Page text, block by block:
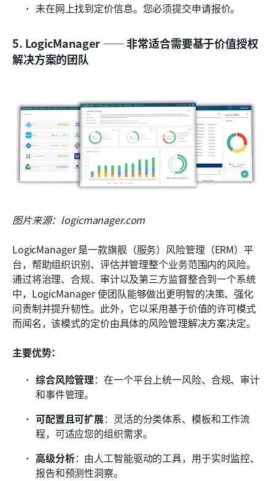
未在网上找到定价信息。您必须提交申请报价。
5. LogicManager —— 非常适合需要基于价值授权
解决方案的团队
图片来源：logicmanager.com
LogicManager 是一款旗舰（服务）风险管理（ERM）平
台，帮助组织识别、评估并管理整个业务范围内的风险。
通过将治理、合规、审计以及第三方监督整合到一个系统
中，LogicManager 使团队能够做出更明智的决策、强化
问责制并提升韧性。此外，它以采用基于价值的许可模式
而闻名，该模式的定价由具体的风险管理解决方案决定。
主要优势：
综合风险管理：在一个平台上统一风险、合规、审计
和事件管理。
可配置且可扩展：灵活的分类体系、模板和工作流
程，可适应您的组织需求。
高级分析：由人工智能驱动的工具，用于实时监控、
报告和预测性洞察。